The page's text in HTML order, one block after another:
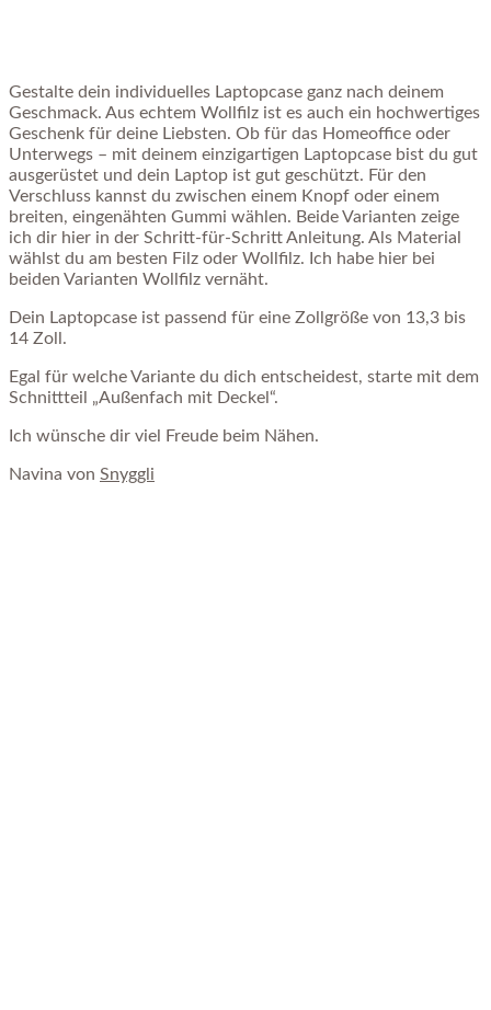
Gestalte dein individuelles Laptopcase ganz nach deinem
Geschmack. Aus echtem Wollfilz ist es auch ein hochwertiges
Geschenk für deine Liebsten. Ob für das Homeoffice oder
Unterwegs – mit deinem einzigartigen Laptopcase bist du gut
ausgerüstet und dein Laptop ist gut geschützt. Für den
Verschluss kannst du zwischen einem Knopf oder einem
breiten, eingenähten Gummi wählen. Beide Varianten zeige
ich dir hier in der Schritt-für-Schritt Anleitung. Als Material
wählst du am besten Filz oder Wollfilz. Ich habe hier bei
beiden Varianten Wollfilz vernäht.
Dein Laptopcase ist passend für eine Zollgröße von 13,3 bis
14 Zoll.
Egal für welche Variante du dich entscheidest, starte mit dem
Schnittteil „Außenfach mit Deckel“.
Ich wünsche dir viel Freude beim Nähen.
Navina von Snyggli